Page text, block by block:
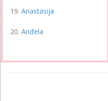
Anastasija
Anđela